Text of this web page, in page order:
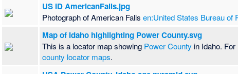
US ID AmericanFalls.jpg
Photograph of American Fallsen:United States Bureau of
Map of Idaho highlighting Power County.svg
This is a locator map showing Power County in Idaho.
county locator maps.